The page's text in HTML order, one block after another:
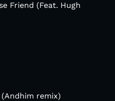
Friend (Feat. Hugh
remix)